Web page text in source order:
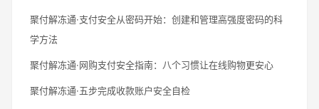
聚付解冻通·支付安全从密码开始：创建和管理高强度密码的科
学方法
聚付解冻通·网购支付安全指南：八个习惯让在线购物更安心
聚付解冻通·五步完成收款账户安全自检